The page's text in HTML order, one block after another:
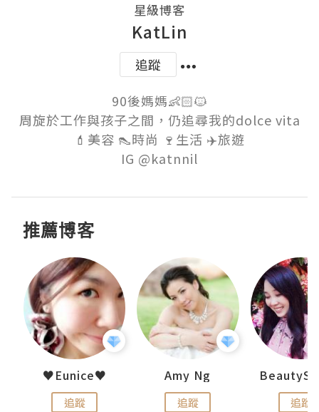
星級博客
KatLin
追蹤
90後媽媽👶🏻🐱
周旋於工作與孩子之間，仍追尋我的dolce vita
💄美容 👠時尚 🍷生活 ✈️旅遊
推薦博客
♥Eunice♥
追蹤
Amy Ng
追蹤 追蹤